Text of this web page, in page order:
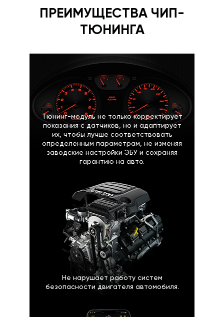
ПРЕИМУЩЕСТВА ЧИП-
ТЮНИНГА
Тюнинг-модуль не только корректирует
показания с датчиков, но и адаптирует
их, чтобы лучше соответствовать
определенным параметрам, не изменяя
заводские настройки ЭБУ и сохраняя
гарантию на авто.
Не нарушает работу систем
безопасности двигателя автомобиля.